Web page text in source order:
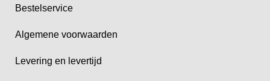
Bestelservice
Algemene voorwaarden
Levering en levertijd